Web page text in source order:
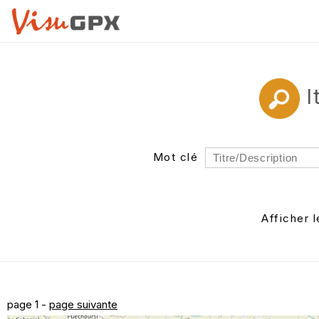
Mot clé
Auteur
Afficher
page 1 - page suivante